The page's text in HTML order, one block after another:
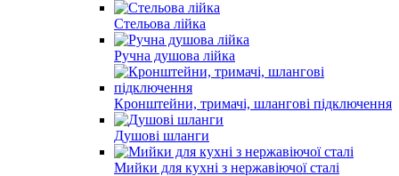
Стельова лійка
Ручна душова лійка
Кронштейни, тримачі, шлангові підключення
Душові шланги
Мийки для кухні з нержавіючої сталі